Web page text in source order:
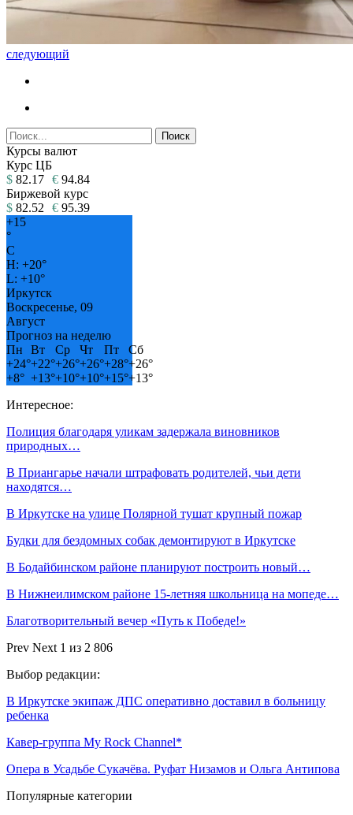
следующий
Курсы валют
Курс ЦБ
$ 82.17 € 94.84
Биржевой курс
$ 82.52 € 95.39
+15
°
C
H: +20°
L: +10°
Иркутск
Воскресенье, 09
Август
Прогноз на неделю
Пн
Вт Ср Чт Пт
Сб
+24°+22°+26°+26°+28°+26°
+8° +13°+10°+10°+15°+13°
Интересное:
Полиция благодаря уликам задержала виновников
природных…
В Приангарье начали штрафовать родителей, чьи дети
находятся…
В Иркутске на улице Полярной тушат крупный пожар
Будки для бездомных собак демонтируют в Иркутске
В Бодайбинском районе планируют построить новый…
В Нижнеилимском районе 15-летняя школьница на мопеде…
Благотворительный вечер «Путь к Победе!»
Prev Next 1 из 2 806
Выбор редакции:
В Иркутске экипаж ДПС оперативно доставил в больницу
ребенка
Кавер-группа My Rock Channel*
Опера в Усадьбе Сукачёва. Руфат Низамов и Ольга Антипова
Популярные категории